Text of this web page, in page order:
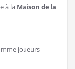
à la Maison de la
joueurs